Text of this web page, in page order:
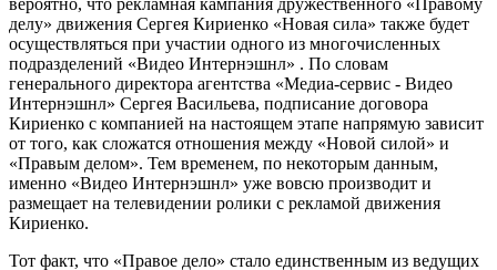
делу» движения Сергея Кириенко «Новая сила» также будет
осуществляться при участии одного из многочисленных
подразделений «Видео Интернэшнл» . По словам
генерального директора агентства «Медиа-сервис - Видео
Интернэшнл» Сергея Васильева, подписание договора
Кириенко с компанией на настоящем этапе напрямую зависит
от того, как сложатся отношения между «Новой силой» и
«Правым делом». Тем временем, по некоторым данным,
именно «Видео Интернэшнл» уже вовсю производит и
размещает на телевидении ролики с рекламой движения
Кириенко.
Тот факт, что «Правое дело» стало единственным из ведущих